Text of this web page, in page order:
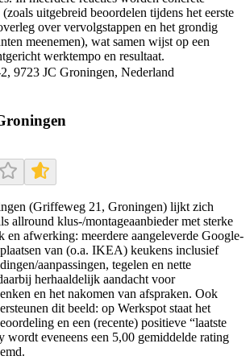
uitgebreid beoordelen tijdens het eerste
over vervolgstappen en het grondig
meenemen), wat samen wijst op een
werktempo en resultaat.
9723 JC Groningen, Nederland
(Griffeweg 21, Groningen) lijkt zich
allround klus-/montageaanbieder met sterke
en afwerking: meerdere aangeleverde Google-
van (o.a. IKEA) keukens inclusief
aanpassingen, tegelen en nette
herhaaldelijk aandacht voor
en het nakomen van afspraken. Ook
dit beeld: op Werkspot staat het
en een (recente) positieve “laatste
wordt eveneens een 5,00 gemiddelde rating